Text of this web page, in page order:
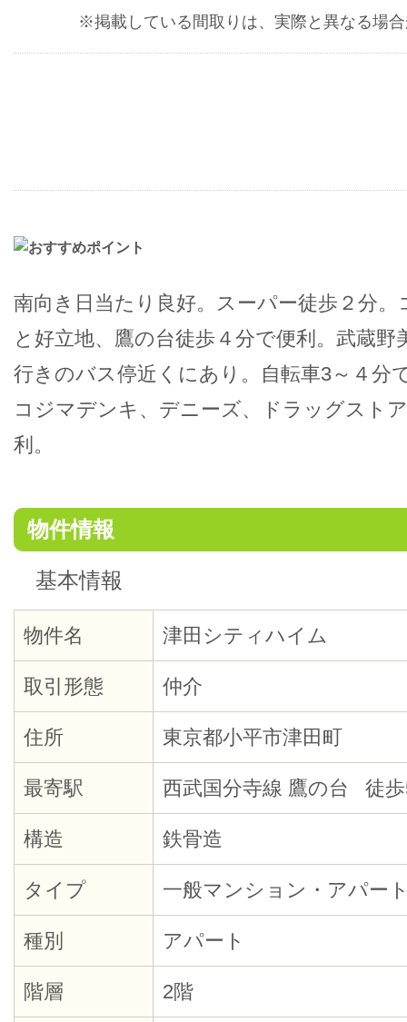
※掲載している間取りは、実際と異なる場
南向き日当たり良好。スーパー徒歩２分。
と好立地、鷹の台徒歩４分で便利。武蔵野
行きのバス停近くにあり。自転車3～４分
コジマデンキ、デニーズ、ドラッグスト
利。
物件情報
基本情報
物件名 津田シティハイム
取引形態 仲介
住所 東京都小平市津田町
最寄駅 西武国分寺線 鷹の台 徒
構造 鉄骨造
タイプ 一般マンション・アパー
種別 アパート
階層 2階